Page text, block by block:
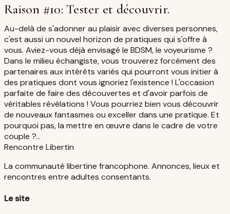
Raison #10: Tester et découvrir.
Au-delà de s'adonner au plaisir avec diverses personnes,
c'est aussi un nouvel horizon de pratiques qui s'offre à
vous. Aviez-vous déjà envisagé le BDSM, le voyeurisme ?
Dans le milieu échangiste, vous trouverez forcément des
partenaires aux intérêts variés qui pourront vous initier à
des pratiques dont vous ignoriez l'existence ! L'occasion
parfaite de faire des découvertes et d'avoir parfois de
véritables révélations ! Vous pourriez bien vous découvrir
de nouveaux fantasmes ou exceller dans une pratique. Et
pourquoi pas, la mettre en œuvre dans le cadre de votre
couple ?...
Rencontre Libertin
La communauté libertine francophone. Annonces, lieux et
rencontres entre adultes consentants.
Le site